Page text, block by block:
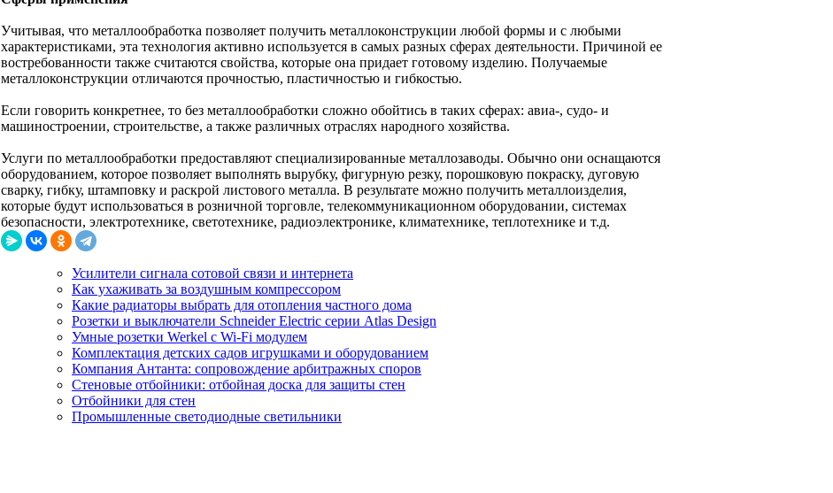
Учитывая, что металлообработка позволяет получить металлоконструкции любой формы и с любыми
характеристиками, эта технология активно используется в самых разных сферах деятельности. Причиной ее
востребованности также считаются свойства, которые она придает готовому изделию. Получаемые
металлоконструкции отличаются прочностью, пластичностью и гибкостью.
Если говорить конкретнее, то без металлообработки сложно обойтись в таких сферах: авиа-, судо- и
машиностроении, строительстве, а также различных отраслях народного хозяйства.
Услуги по металлообработки предоставляют специализированные металлозаводы. Обычно они оснащаются
оборудованием, которое позволяет выполнять вырубку, фигурную резку, порошковую покраску, дуговую
сварку, гибку, штамповку и раскрой листового металла. В результате можно получить металлоизделия,
которые будут использоваться в розничной торговле, телекоммуникационном оборудовании, системах
безопасности, электротехнике, светотехнике, радиоэлектронике, климатехнике, теплотехнике и т.д.
Усилители сигнала сотовой связи и интернета
Как ухаживать за воздушным компрессором
Какие радиаторы выбрать для отопления частного дома
Розетки и выключатели Schneider Electric серии Atlas Design
Умные розетки Werkel с Wi-Fi модулем
Комплектация детских садов игрушками и оборудованием
Компания Антанта: сопровождение арбитражных споров
Стеновые отбойники: отбойная доска для защиты стен
Отбойники для стен
Промышленные светодиодные светильники